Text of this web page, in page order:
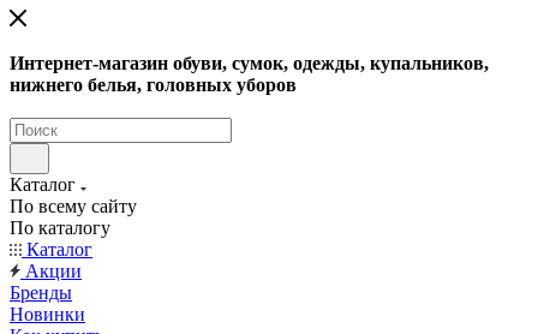
Интернет-магазин обуви, сумок, одежды, купальников,
нижнего белья, головных уборов
Каталог
По всему сайту
По каталогу
Каталог
Акции
Бренды
Новинки